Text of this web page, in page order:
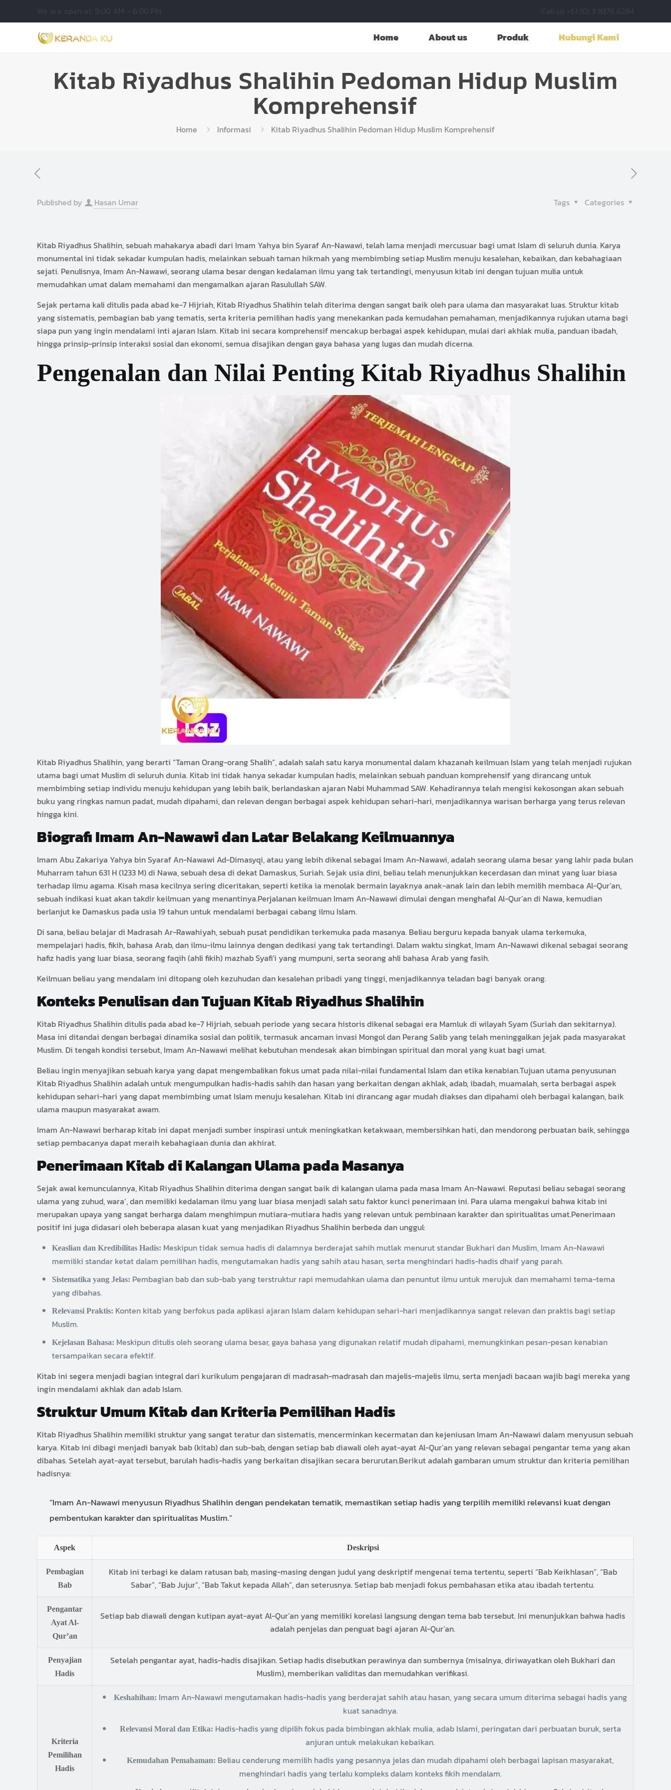
Home About us Produk Hubungi Kami
Kitab Riyadhus Shalihin Pedoman Hidup Muslim
Komprehensif
Home Informasi Kitab Riyadhus Shalihin Pedoman Hidup Muslim Komprehensif
Published by Hasan Umar Categories
Tags
Kitab Riyadhus Shalihin, sebuah mahakarya abadi dari Imam Yahya bin Syaraf An-Nawawi, telah lama menjadi mercusuar bagi umat Islam di seluruh dunia. Karya
monumental ini tidak sekadar kumpulan hadis, melainkan sebuah taman hikmah yang membimbing setiap Muslim menuju kesalehan, kebaikan, dan kebahagiaan
sejati. Penulisnya, Imam An-Nawawi, seorang ulama besar dengan kedalaman ilmu yang tak tertandingi, menyusun kitab ini dengan tujuan mulia untuk
memudahkan umat dalam memahami dan mengamalkan ajaran Rasulullah SAW.
Sejak pertama kali ditulis pada abad ke-7 Hijriah, Kitab Riyadhus Shalihin telah diterima dengan sangat baik oleh para ulama dan masyarakat luas. Struktur kitab
yang sistematis, pembagian bab yang tematis, serta kriteria pemilihan hadis yang menekankan pada kemudahan pemahaman, menjadikannya rujukan utama bagi
siapa pun yang ingin mendalami inti ajaran Islam. Kitab ini secara komprehensif mencakup berbagai aspek kehidupan, mulai dari akhlak mulia, panduan ibadah,
hingga prinsip-prinsip interaksi sosial dan ekonomi, semua disajikan dengan gaya bahasa yang lugas dan mudah dicerna.
Pengenalan dan Nilai Penting Kitab Riyadhus Shalihin
Kitab Riyadhus Shalihin, yang berarti “Taman Orang-orang Shalih”, adalah salah satu karya monumental dalam khazanah keilmuan Islam yang telah menjadi rujukan
utama bagi umat Muslim di seluruh dunia. Kitab ini tidak hanya sekadar kumpulan hadis, melainkan sebuah panduan komprehensif yang dirancang untuk
membimbing setiap individu menuju kehidupan yang lebih baik, berlandaskan ajaran Nabi Muhammad SAW. Kehadirannya telah mengisi kekosongan akan sebuah
buku yang ringkas namun padat, mudah dipahami, dan relevan dengan berbagai aspek kehidupan sehari-hari, menjadikannya warisan berharga yang terus relevan
hingga kini.
Biografi Imam An-Nawawi dan Latar Belakang Keilmuannya
Imam Abu Zakariya Yahya bin Syaraf An-Nawawi Ad-Dimasyqi, atau yang lebih dikenal sebagai Imam An-Nawawi, adalah seorang ulama besar yang lahir pada bulan
Muharram tahun 631 H (1233 M) di Nawa, sebuah desa di dekat Damaskus, Suriah. Sejak usia dini, beliau telah menunjukkan kecerdasan dan minat yang luar biasa
terhadap ilmu agama. Kisah masa kecilnya sering diceritakan, seperti ketika ia menolak bermain layaknya anak-anak lain dan lebih memilih membaca Al-Qur’an,
sebuah indikasi kuat akan takdir keilmuan yang menantinya.Perjalanan keilmuan Imam An-Nawawi dimulai dengan menghafal Al-Qur’an di Nawa, kemudian
berlanjut ke Damaskus pada usia 19 tahun untuk mendalami berbagai cabang ilmu Islam.
Di sana, beliau belajar di Madrasah Ar-Rawahiyah, sebuah pusat pendidikan terkemuka pada masanya. Beliau berguru kepada banyak ulama terkemuka,
mempelajari hadis, fikih, bahasa Arab, dan ilmu-ilmu lainnya dengan dedikasi yang tak tertandingi. Dalam waktu singkat, Imam An-Nawawi dikenal sebagai seorang
hafiz hadis yang luar biasa, seorang faqih (ahli fikih) mazhab Syafi’i yang mumpuni, serta seorang ahli bahasa Arab yang fasih.
Keilmuan beliau yang mendalam ini ditopang oleh kezuhudan dan kesalehan pribadi yang tinggi, menjadikannya teladan bagi banyak orang.
Konteks Penulisan dan Tujuan Kitab Riyadhus Shalihin
Kitab Riyadhus Shalihin ditulis pada abad ke-7 Hijriah, sebuah periode yang secara historis dikenal sebagai era Mamluk di wilayah Syam (Suriah dan sekitarnya).
Masa ini ditandai dengan berbagai dinamika sosial dan politik, termasuk ancaman invasi Mongol dan Perang Salib yang telah meninggalkan jejak pada masyarakat
Muslim. Di tengah kondisi tersebut, Imam An-Nawawi melihat kebutuhan mendesak akan bimbingan spiritual dan moral yang kuat bagi umat.
Beliau ingin menyajikan sebuah karya yang dapat mengembalikan fokus umat pada nilai-nilai fundamental Islam dan etika kenabian.Tujuan utama penyusunan
Kitab Riyadhus Shalihin adalah untuk mengumpulkan hadis-hadis sahih dan hasan yang berkaitan dengan akhlak, adab, ibadah, muamalah, serta berbagai aspek
kehidupan sehari-hari yang dapat membimbing umat Islam menuju kesalehan. Kitab ini dirancang agar mudah diakses dan dipahami oleh berbagai kalangan, baik
ulama maupun masyarakat awam.
Imam An-Nawawi berharap kitab ini dapat menjadi sumber inspirasi untuk meningkatkan ketakwaan, membersihkan hati, dan mendorong perbuatan baik, sehingga
setiap pembacanya dapat meraih kebahagiaan dunia dan akhirat.
Penerimaan Kitab di Kalangan Ulama pada Masanya
Sejak awal kemunculannya, Kitab Riyadhus Shalihin diterima dengan sangat baik di kalangan ulama pada masa Imam An-Nawawi. Reputasi beliau sebagai seorang
ulama yang zuhud, wara’, dan memiliki kedalaman ilmu yang luar biasa menjadi salah satu faktor kunci penerimaan ini. Para ulama mengakui bahwa kitab ini
merupakan upaya yang sangat berharga dalam menghimpun mutiara-mutiara hadis yang relevan untuk pembinaan karakter dan spiritualitas umat.Penerimaan
positif ini juga didasari oleh beberapa alasan kuat yang menjadikan Riyadhus Shalihin berbeda dan unggul:
Keaslian dan Kredibilitas Hadis: Meskipun tidak semua hadis di dalamnya berderajat sahih mutlak menurut standar Bukhari dan Muslim, Imam An-Nawawi
memiliki standar ketat dalam pemilihan hadis, mengutamakan hadis yang sahih atau hasan, serta menghindari hadis-hadis dhaif yang parah.
Sistematika yang Jelas: Pembagian bab dan sub-bab yang terstruktur rapi memudahkan ulama dan penuntut ilmu untuk merujuk dan memahami tema-tema
yang dibahas.
Relevansi Praktis: Konten kitab yang berfokus pada aplikasi ajaran Islam dalam kehidupan sehari-hari menjadikannya sangat relevan dan praktis bagi setiap
Muslim.
Kejelasan Bahasa: Meskipun ditulis oleh seorang ulama besar, gaya bahasa yang digunakan relatif mudah dipahami, memungkinkan pesan-pesan kenabian
tersampaikan secara efektif.
Kitab ini segera menjadi bagian integral dari kurikulum pengajaran di madrasah-madrasah dan majelis-majelis ilmu, serta menjadi bacaan wajib bagi mereka yang
ingin mendalami akhlak dan adab Islam.
Struktur Umum Kitab dan Kriteria Pemilihan Hadis
Kitab Riyadhus Shalihin memiliki struktur yang sangat teratur dan sistematis, mencerminkan kecermatan dan kejeniusan Imam An-Nawawi dalam menyusun sebuah
karya. Kitab ini dibagi menjadi banyak bab (kitab) dan sub-bab, dengan setiap bab diawali oleh ayat-ayat Al-Qur’an yang relevan sebagai pengantar tema yang akan
dibahas. Setelah ayat-ayat tersebut, barulah hadis-hadis yang berkaitan disajikan secara berurutan.Berikut adalah gambaran umum struktur dan kriteria pemilihan
hadisnya:
“Imam An-Nawawi menyusun Riyadhus Shalihin dengan pendekatan tematik, memastikan setiap hadis yang terpilih memiliki relevansi kuat dengan
pembentukan karakter dan spiritualitas Muslim.”
Aspek Deskripsi
Pembagian
Bab
Kitab ini terbagi ke dalam ratusan bab, masing-masing dengan judul yang deskriptif mengenai tema tertentu, seperti “Bab Keikhlasan”, “Bab
Sabar”, “Bab Jujur”, “Bab Takut kepada Allah”, dan seterusnya. Setiap bab menjadi fokus pembahasan etika atau ibadah tertentu.
Pengantar
Ayat Al-
Qur’an
Setiap bab diawali dengan kutipan ayat-ayat Al-Qur’an yang memiliki korelasi langsung dengan tema bab tersebut. Ini menunjukkan bahwa hadis
adalah penjelas dan penguat bagi ajaran Al-Qur’an.
Penyajian
Hadis
Setelah pengantar ayat, hadis-hadis disajikan. Setiap hadis disebutkan perawinya dan sumbernya (misalnya, diriwayatkan oleh Bukhari dan
Muslim), memberikan validitas dan memudahkan verifikasi.
Kriteria
Pemilihan
Hadis
Keshahihan: Imam An-Nawawi mengutamakan hadis-hadis yang berderajat sahih atau hasan, yang secara umum diterima sebagai hadis yang
kuat sanadnya.
Relevansi Moral dan Etika: Hadis-hadis yang dipilih fokus pada bimbingan akhlak mulia, adab Islami, peringatan dari perbuatan buruk, serta
anjuran untuk melakukan kebaikan.
Kemudahan Pemahaman: Beliau cenderung memilih hadis yang pesannya jelas dan mudah dipahami oleh berbagai lapisan masyarakat,
menghindari hadis yang terlalu kompleks dalam konteks fikih mendalam.